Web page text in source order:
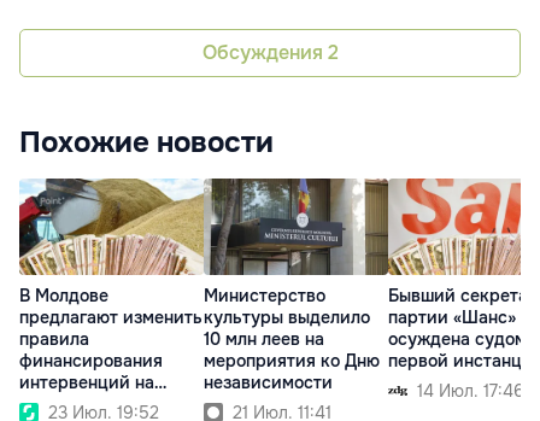
Обсуждения 2
Похожие новости
В Молдове
предлагают изменить
правила
финансирования
интервенций на
аграрном рынке
23 Июл. 19:52
Министерство
культуры выделило
10 млн леев на
мероприятия ко Дню
независимости
21 Июл. 11:41
Бывший
партии «Шанс»
осуждена судом
первой
14 Июл. 17:46